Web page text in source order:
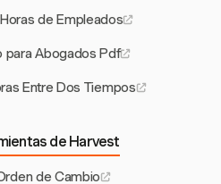
de Empleados
para Abogados Pdf
Entre Dos Tiempos
de Harvest
de Cambio